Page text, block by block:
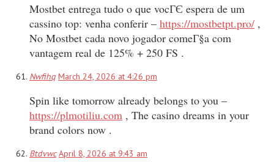
Mostbet entrega tudo o que vocГЄ espera de um
cassino top: venha conferir – https://mostbetpt.pro/ ,
No Mostbet cada novo jogador comeГ§a com
vantagem real de 125% + 250 FS .
Nwfihq March 24, 2026 at 4:26 pm
Spin like tomorrow already belongs to you –
https://plmotiliu.com , The casino dreams in your
brand colors now .
Btdvwc April 8, 2026 at 9:43 am